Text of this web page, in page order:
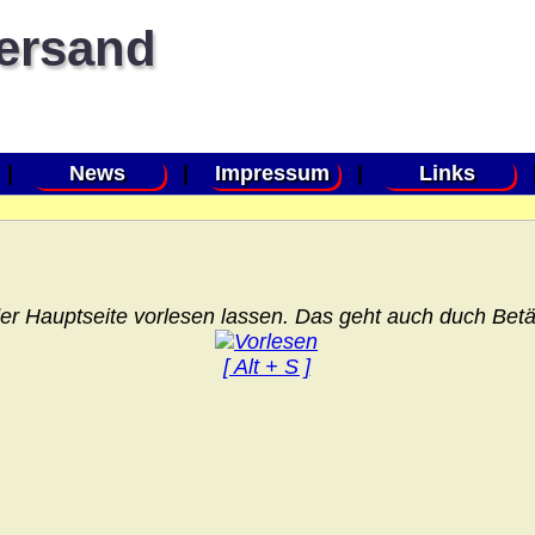
News Impressum Links
Hauptseite vorlesen lassen. Das geht auch duch
[ Alt + S ]